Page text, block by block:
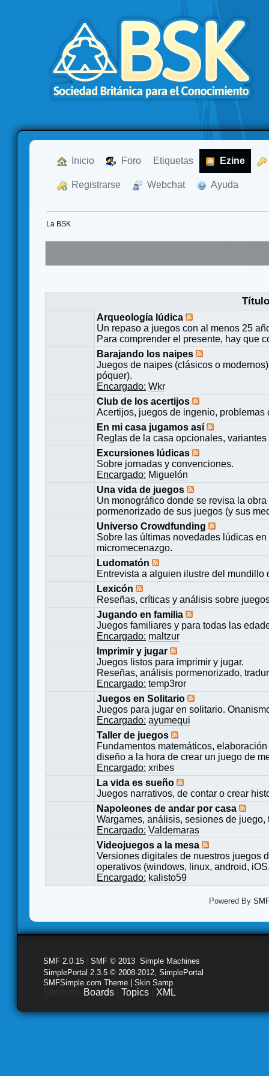
Inicio Foro Etiquetas Ezine
Registrarse Webchat Ayuda
La BSK
Título
Arqueología lúdica
Un repaso a juegos con al menos 25
Para comprender el presente, hay que
Barajando los naipes
Juegos de naipes (clásicos o
póquer).
Encargado: Wkr
Club de los acertijos
Acertijos, juegos de ingenio,
En mi casa jugamos así
Reglas de la casa opcionales,
Excursiones lúdicas
Sobre jornadas y convenciones.
Encargado: Miguelón
Una vida de juegos
Un monográfico donde se revisa la
pormenorizado de sus juegos (y sus
Universo Crowdfunding
Sobre las últimas novedades lúdicas
micromecenazgo.
Ludomatón
Entrevista a alguien ilustre del mundillo
Lexicón
Reseñas, críticas y análisis sobre
Jugando en familia
Juegos familiares y para todas las
Encargado: maltzur
Imprimir y jugar
Juegos listos para imprimir y jugar.
Reseñas, análisis pormenorizado,
Encargado: temp3ror
Juegos en Solitario
Juegos para jugar en solitario.
Encargado: ayumequi
Taller de juegos
Fundamentos matemáticos,
diseño a la hora de crear un juego de
Encargado: xribes
La vida es sueño
Juegos narrativos, de contar o crear
Napoleones de andar por casa
Wargames, análisis, sesiones de
Encargado: Valdemaras
Videojuegos a la mesa
Versiones digitales de nuestros juegos
operativos (windows, linux, android,
Encargado: kalisto59
Powered By
SMF 2.0.15 SMF © 2013 Simple Machines
SimplePortal 2.3.5 © 2008-2012, SimplePortal
SMFSimple.com Theme | Skin Samp
Boards Topics XML